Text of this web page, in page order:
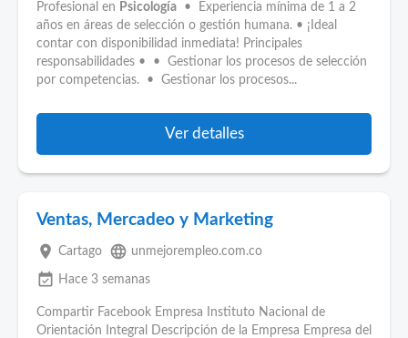
Profesional en Psicología • Experiencia mínima de 1 a 2
años en áreas de selección o gestión humana. • ¡Ideal
contar con disponibilidad inmediata! Principales
responsabilidades • • Gestionar los procesos de selección
por competencias. • Gestionar los procesos...
Ver detalles
Ventas, Mercadeo y Marketing
place Cartago language unmejorempleo.com.co
event_available Hace 3 semanas
Compartir Facebook Empresa Instituto Nacional de
Orientación Integral Descripción de la Empresa Empresa del